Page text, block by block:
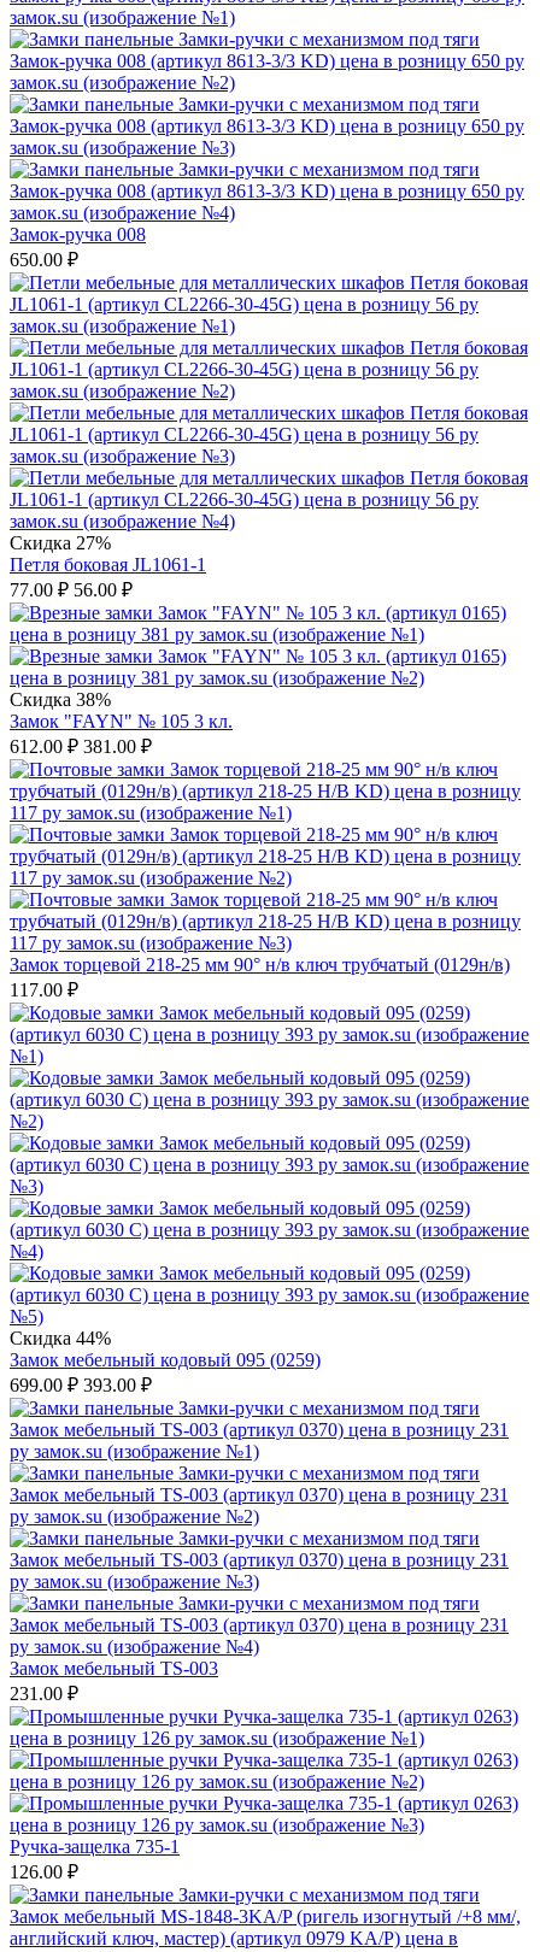
Замок-ручка 008
650.00 ₽
Скидка 27%
Петля боковая JL1061-1
77.00 ₽ 56.00 ₽
Скидка 38%
Замок "FAYN" № 105 3 кл.
612.00 ₽ 381.00 ₽
Замок торцевой 218-25 мм 90° н/в ключ трубчатый (0129н/в)
117.00 ₽
Скидка 44%
Замок мебельный кодовый 095 (0259)
699.00 ₽ 393.00 ₽
Замок мебельный TS-003
231.00 ₽
Ручка-защелка 735-1
126.00 ₽